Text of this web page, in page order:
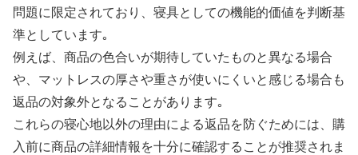
問題に限定されており、寝具としての機能的価値を判断基
準としています｡
例えば、商品の色合いが期待していたものと異なる場合
や、マットレスの厚さや重さが使いにくいと感じる場合も
返品の対象外となることがあります｡
これらの寝心地以外の理由による返品を防ぐためには、購
入前に商品の詳細情報を十分に確認することが推奨されま